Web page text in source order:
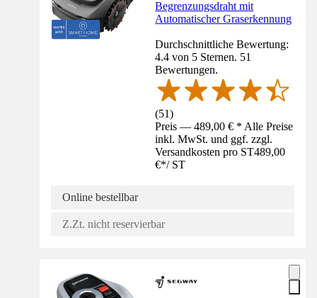
Begrenzungsdraht mit
Automatischer Graserkennung
Durchschnittliche Bewertung:
4.4 von 5 Sternen. 51
Bewertungen.
(51)
Preis — 489,00 € * Alle Preise
inkl. MwSt. und ggf. zzgl.
Versandkosten pro ST489,00
€*/ ST
Online bestellbar
Z.Zt. nicht reservierbar